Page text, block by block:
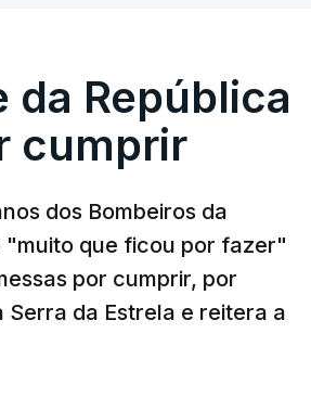
da República
cumprir
dos Bombeiros da
"muito que ficou por fazer"
por cumprir, por
da Estrela e reitera a